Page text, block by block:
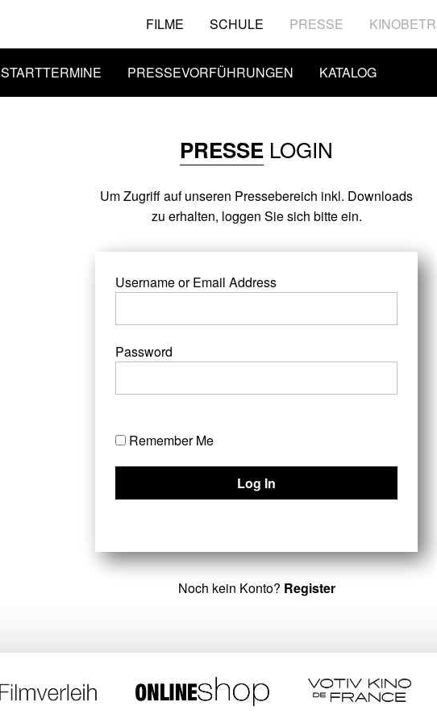
FILME SCHULE PRESSE
STARTTERMINE PRESSEVORFÜHRUNGEN KATALOG
PRESSE LOGIN
Um Zugriff auf unseren Pressebereich inkl. Downloads
zu erhalten, loggen Sie sich bitte ein.
Username or Email Address
Password
Remember Me
Noch kein Konto? Register